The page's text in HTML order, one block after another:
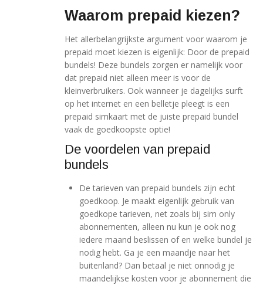
Waarom prepaid kiezen?
Het allerbelangrijkste argument voor waarom je
prepaid moet kiezen is eigenlijk: Door de prepaid
bundels! Deze bundels zorgen er namelijk voor
dat prepaid niet alleen meer is voor de
kleinverbruikers. Ook wanneer je dagelijks surft
op het internet en een belletje pleegt is een
prepaid simkaart met de juiste prepaid bundel
vaak de goedkoopste optie!
De voordelen van prepaid
bundels
De tarieven van prepaid bundels zijn echt
goedkoop. Je maakt eigenlijk gebruik van
goedkope tarieven, net zoals bij sim only
abonnementen, alleen nu kun je ook nog
iedere maand beslissen of en welke bundel je
nodig hebt. Ga je een maandje naar het
buitenland? Dan betaal je niet onnodig je
maandelijkse kosten voor je abonnement die